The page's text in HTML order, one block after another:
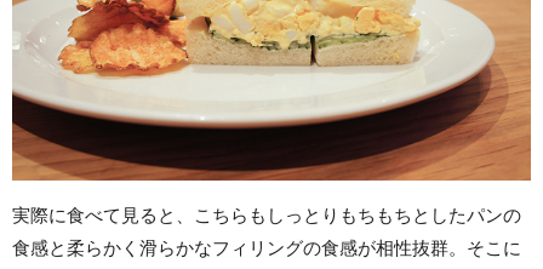
実際に食べて見ると、こちらもしっとりもちもちとしたパンの
食感と柔らかく滑らかなフィリングの食感が相性抜群。そこに